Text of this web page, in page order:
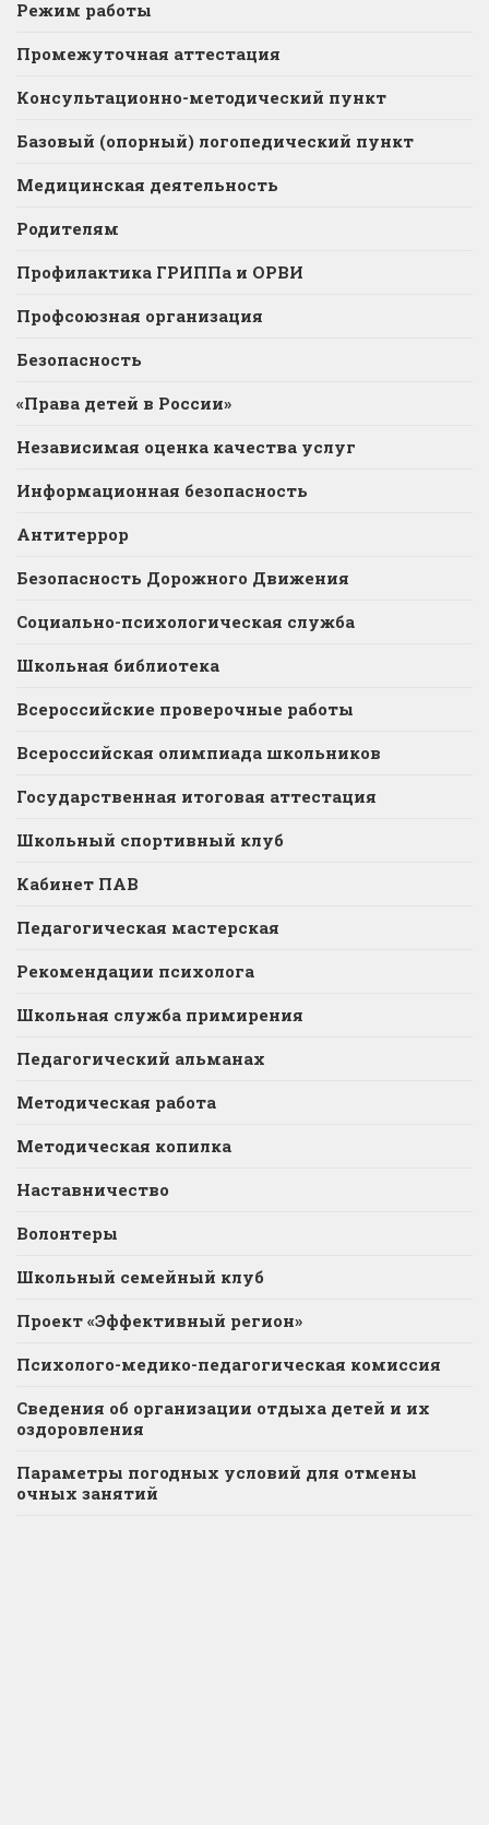
Режим работы
Промежуточная аттестация
Консультационно-методический пункт
Базовый (опорный) логопедический пункт
Медицинская деятельность
Родителям
Профилактика ГРИППа и ОРВИ
Профсоюзная организация
Безопасность
«Права детей в России»
Независимая оценка качества услуг
Информационная безопасность
Антитеррор
Безопасность Дорожного Движения
Социально-психологическая служба
Школьная библиотека
Всероссийские проверочные работы
Всероссийская олимпиада школьников
Государственная итоговая аттестация
Школьный спортивный клуб
Кабинет ПАВ
Педагогическая мастерская
Рекомендации психолога
Школьная служба примирения
Педагогический альманах
Методическая работа
Методическая копилка
Наставничество
Волонтеры
Школьный семейный клуб
Проект «Эффективный регион»
Психолого-медико-педагогическая комиссия
Сведения об организации отдыха детей и их
оздоровления
Параметры погодных условий для отмены
очных занятий